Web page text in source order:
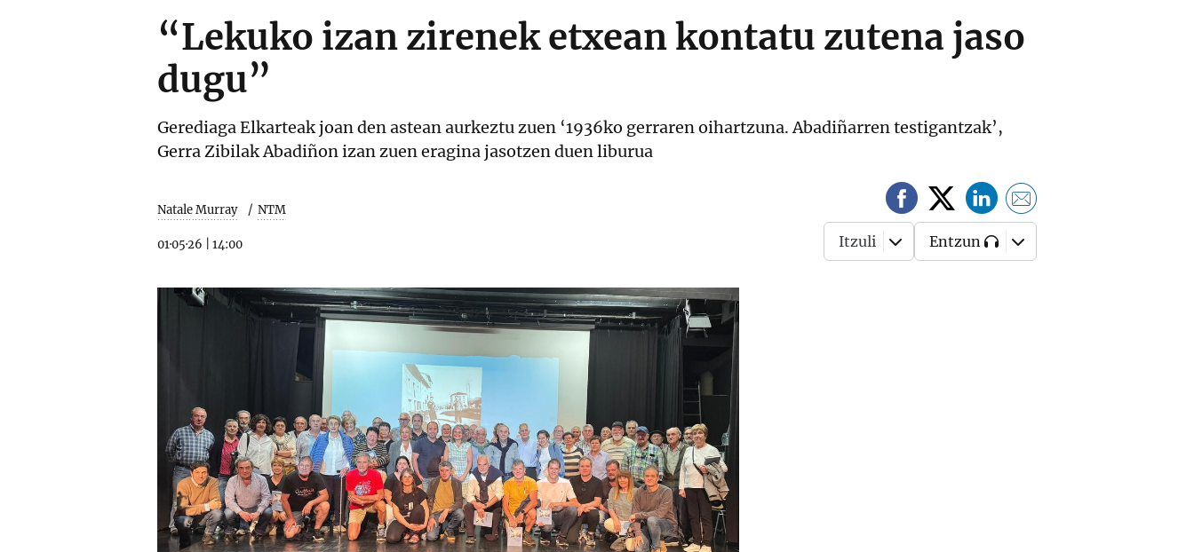
“Lekuko izan zirenek etxean kontatu zutena jaso
dugu”
Gerediaga Elkarteak joan den astean aurkeztu zuen ‘1936ko gerraren oihartzuna. Abadiñarren testigantzak’,
Gerra Zibilak Abadiñon izan zuen eragina jasotzen duen liburua
Natale Murray NTM
01·05·26 14:00 Itzuli Entzun